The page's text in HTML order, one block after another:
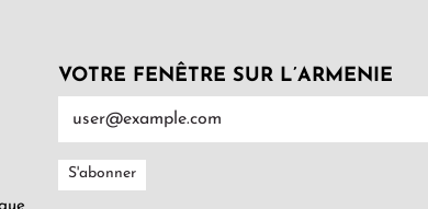
VOTRE FENÊTRE SUR L’ARMENIE